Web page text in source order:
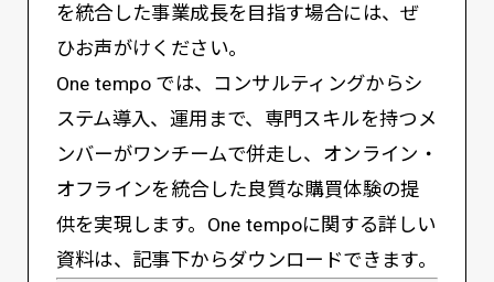
を統合した事業成長を目指す場合には、ぜ
ひお声がけください。
One tempo では、コンサルティングからシ
ステム導入、運用まで、専門スキルを持つメ
ンバーがワンチームで併走し、オンライン・
オフラインを統合した良質な購買体験の提
供を実現します。One tempoに関する詳しい
資料は、記事下からダウンロードできます。